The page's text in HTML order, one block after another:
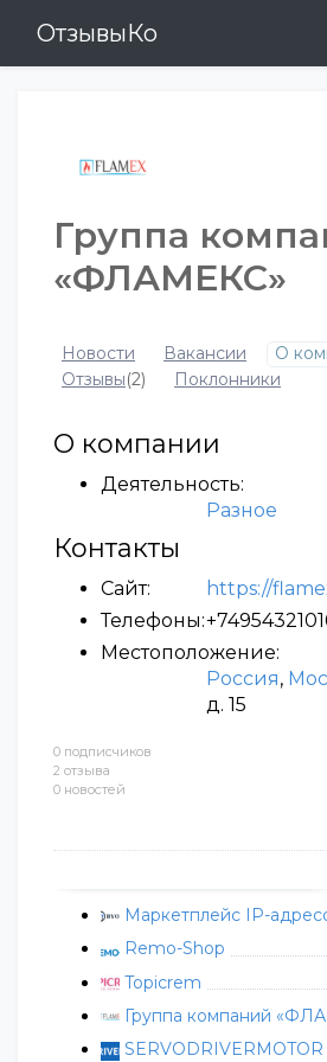
ОтзывыКо
0 подписчиков
2 отзыва
0 новостей
Маркетплейс IP-
Remo-Shop
Topicrem
Группа компаний
SERVODRIVERMOTOR
Группа
«ФЛАМЕКС»
Новости Вакансии
О
Отзывы(2) Поклонники
О компании
Деятельность:
Разное
Контакты
Сайт:
https://
Телефоны:
Местоположение:
Россия,
д. 15